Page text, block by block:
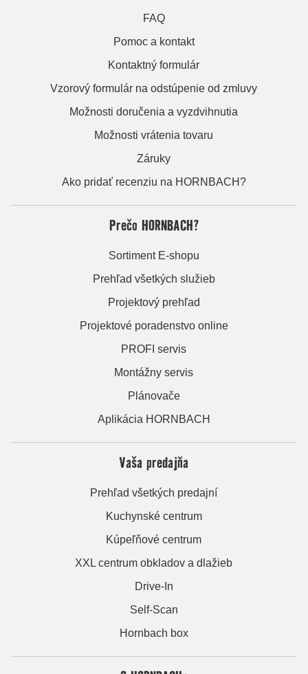
FAQ
Pomoc a kontakt
Kontaktný formulár
Vzorový formulár na odstúpenie od zmluvy
Možnosti doručenia a vyzdvihnutia
Možnosti vrátenia tovaru
Záruky
Ako pridať recenziu na HORNBACH?
Prečo HORNBACH?
Sortiment E-shopu
Prehľad všetkých služieb
Projektový prehľad
Projektové poradenstvo online
PROFI servis
Montážny servis
Plánovače
Aplikácia HORNBACH
Vaša predajňa
Prehľad všetkých predajní
Kuchynské centrum
Kúpeľňové centrum
XXL centrum obkladov a dlažieb
Drive-In
Self-Scan
Hornbach box